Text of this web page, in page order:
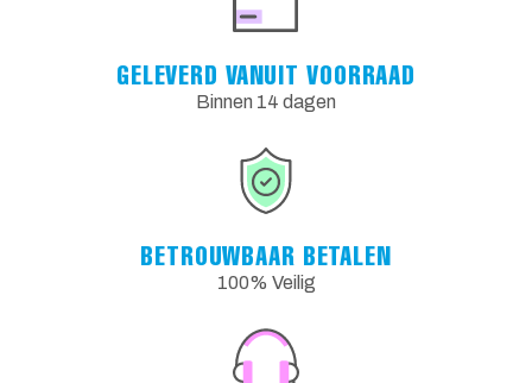
GELEVERD VANUIT VOORRAAD
Binnen 14 dagen
BETROUWBAAR BETALEN
100% Veilig